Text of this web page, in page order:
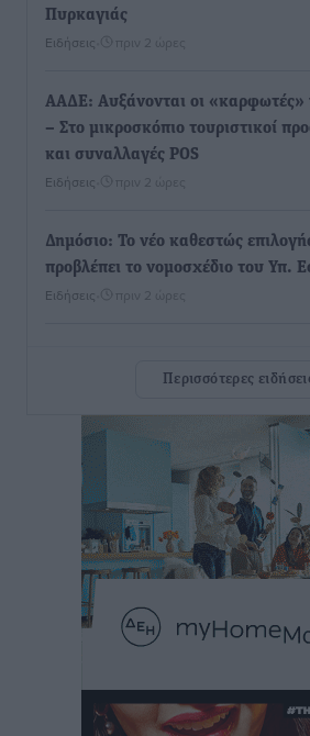
Πυρκαγιάς
Ειδήσεις πριν 2 ώρες
ΑΑΔΕ: Αυξάνονται οι «καρφωτές»
– Στο μικροσκόπιο τουριστικοί
και συναλλαγές POS
Ειδήσεις πριν 2 ώρες
Δημόσιο: Το νέο καθεστώς
προβλέπει το νομοσχέδιο του Υπ.
Ειδήσεις πριν 2 ώρες
μεγαλύτερη κίνηση
Αστυπάλαια: Το φως που μένει
Τοπικές Ειδήσεις πριν 2 ώρες
Τουρισμός: «Φτωχός συγγενής
τροχόσπιτα
Ειδήσεις πριν 2 ώρες
Έφυγε από τη ζωή ο επί σειρά ετών
ιερό Ναό του Αγίου Νικολάου
Καψάλης
Περισσότερες